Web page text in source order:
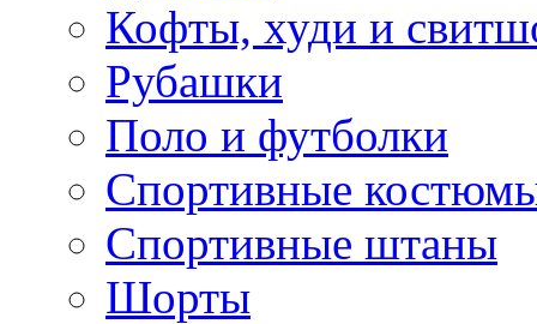
Кофты, худи и
Рубашки
Поло и футболки
Спортивные
Спортивные штаны
Шорты